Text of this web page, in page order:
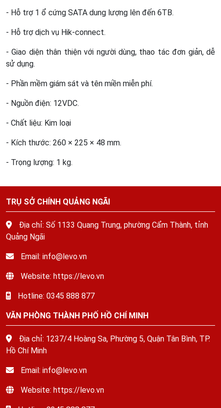
- Hỗ trợ 1 ổ cứng SATA dung lượng lên đến 6TB.
- Hỗ trợ dịch vụ Hik-connect.
- Giao diện thân thiện với người dùng, thao tác đơn giản, dễ
sử dụng.
- Phần mềm giám sát và tên miền miễn phí.
- Nguồn điện: 12VDC.
- Chất liệu: Kim loại
- Kích thước: 260 × 225 × 48 mm.
- Trọng lượng: 1 kg.
TRỤ SỞ CHÍNH QUẢNG NGÃI
Địa chỉ: Số 1133 Quang Trung, phường Cẩm Thành, tỉnh
Quảng Ngãi
Email: info@levo.vn
Website: https://levo.vn
Hotline: 0345 888 877
VĂN PHÒNG THÀNH PHỐ HỒ CHÍ MINH
Địa chỉ: 1237/4 Hoàng Sa, Phường 5, Quận Tân Bình, TP.
Hồ Chí Minh
Email: info@levo.vn
Website: https://levo.vn